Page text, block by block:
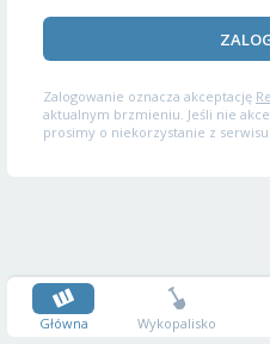
Zalogowanie oznacza akceptację
aktualnym brzmieniu. Jeśli nie
prosimy o niekorzystanie z serwisu.
Główna Wykopalisko